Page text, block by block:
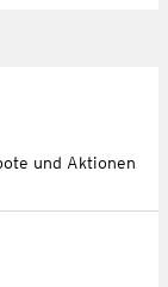
und Aktionen